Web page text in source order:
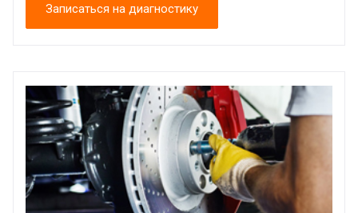
Записаться на диагностику